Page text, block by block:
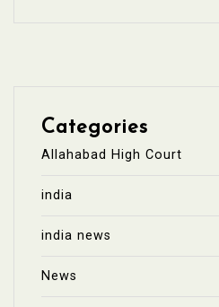
Categories
Allahabad High Court
india
india news
News